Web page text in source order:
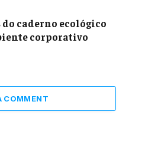
caderno ecológico
corporativo
COMMENT